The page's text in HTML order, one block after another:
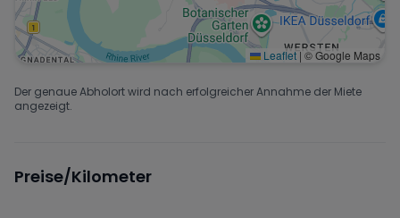
Leaflet | © Google Maps
Der genaue Abholort wird nach erfolgreicher Annahme der Miete
angezeigt.
Preise/Kilometer